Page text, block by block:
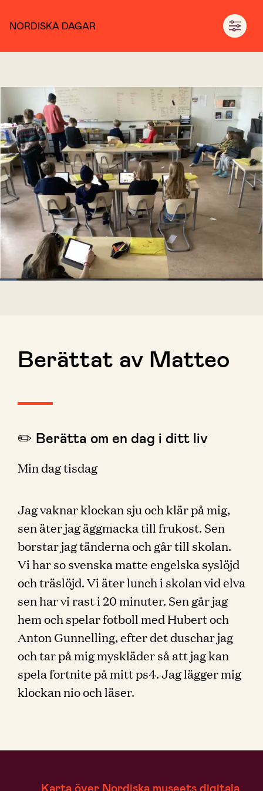
NORDISKA DAGAR
Berättat av Matteo
✏️ Berätta om en dag i ditt liv
Min dag tisdag
Jag vaknar klockan sju och klär på mig,
sen äter jag äggmacka till frukost. Sen
borstar jag tänderna och går till skolan.
Vi har so svenska matte engelska syslöjd
och träslöjd. Vi äter lunch i skolan vid elva
sen har vi rast i 20 minuter. Sen går jag
hem och spelar fotboll med Hubert och
Anton Gunnelling, efter det duschar jag
och tar på mig myskläder så att jag kan
spela fortnite på mitt ps4. Jag lägger mig
klockan nio och läser.
Karta över Nordiska museets digitala